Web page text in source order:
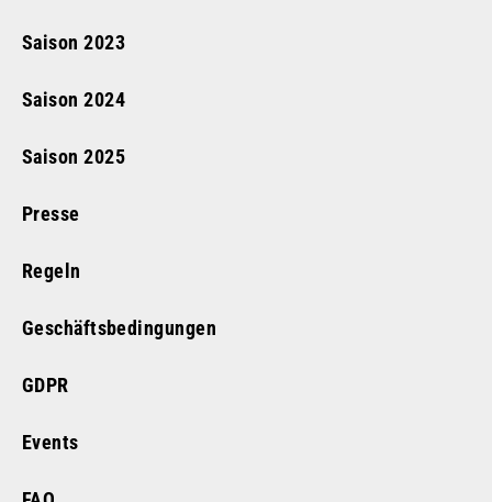
Saison 2023
Saison 2024
Saison 2025
Presse
Regeln
Geschäftsbedingungen
GDPR
Events